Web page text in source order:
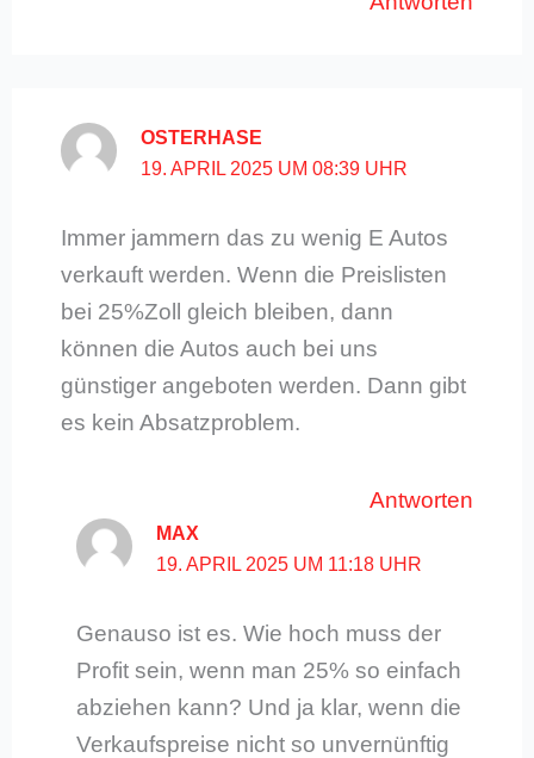
OSTERHASE
19. APRIL 2025 UM 08:39 UHR
Immer jammern das zu wenig E Autos
verkauft werden. Wenn die Preislisten
bei 25%Zoll gleich bleiben, dann
können die Autos auch bei uns
günstiger angeboten werden. Dann gibt
es kein Absatzproblem.
Antworten
MAX
19. APRIL 2025 UM 11:18 UHR
Genauso ist es. Wie hoch muss der
Profit sein, wenn man 25% so einfach
abziehen kann? Und ja klar, wenn die
Verkaufspreise nicht so unvernünftig